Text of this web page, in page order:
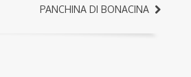
PANCHINA DI BONACINA